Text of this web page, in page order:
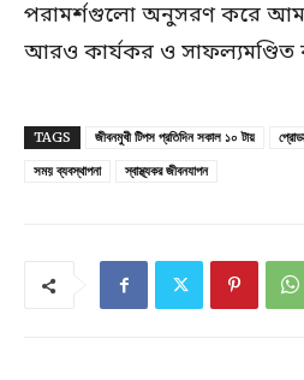
পরামর্শগুলো অনুসরণ করে
আরও কার্যকর ও সাফল্যমণ্ডিত
TAGS জীবনমুখী টিপস প্রতিদিন সকাল ১০ টায়
সময় ব্যবস্থাপনা
স্বাস্থ্যকর জীবনযাপন